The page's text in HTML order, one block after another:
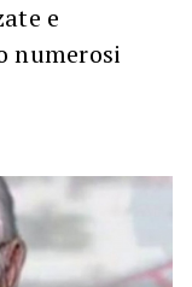
e
numerosi